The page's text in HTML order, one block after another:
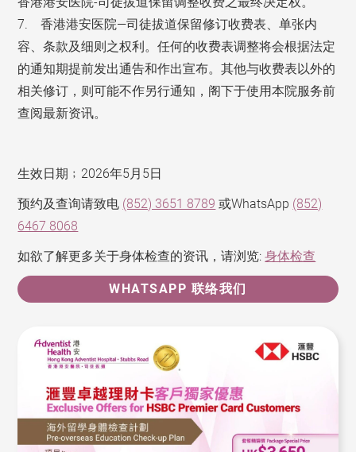
7. 香港港安医院—司徒拔道保留修订收费表、单张内
容、条款及细则之权利。任何的收费表调整将会根据法定
的通知期提前发出通告和作出宣布。其他与收费表以外的
相关修订，则可能不作另行通知，阁下于使用本院服务前
查阅最新资讯。
生效日期﹔2026年5月5日
预约及查询请致电 (852) 3651 8789 或WhatsApp (852)
6467 8068
如欲了解更多关于身体检查的资讯，请浏览:身体检查
WHATSAPP 联络我们